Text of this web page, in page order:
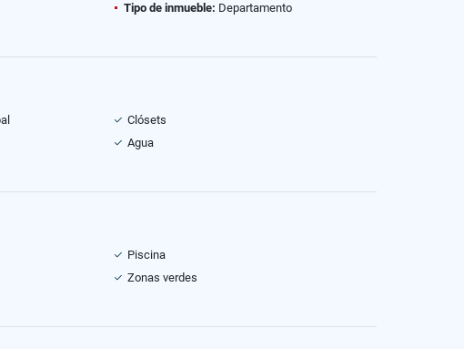
Tipo de inmueble: Departamento
Clósets
Agua
Piscina
Zonas verdes